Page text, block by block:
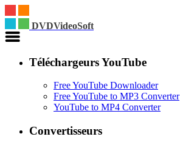
DVDVideoSoft
Téléchargeurs YouTube
Free YouTube Downloader
Free YouTube to MP3 Converter
YouTube to MP4 Converter
Convertisseurs